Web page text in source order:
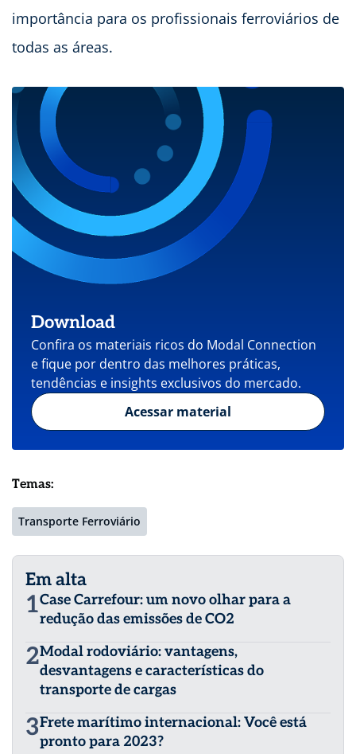
importância para os profissionais ferroviários de
todas as áreas.
Download
Confira os materiais ricos do Modal Connection
e fique por dentro das melhores práticas,
tendências e insights exclusivos do mercado.
Acessar material
Temas:
Transporte Ferroviário
Em alta
1Case Carrefour: um novo olhar para a
redução das emissões de CO2
2Modal rodoviário: vantagens,
desvantagens e características do
transporte de cargas
3Frete marítimo internacional: Você está
pronto para 2023?